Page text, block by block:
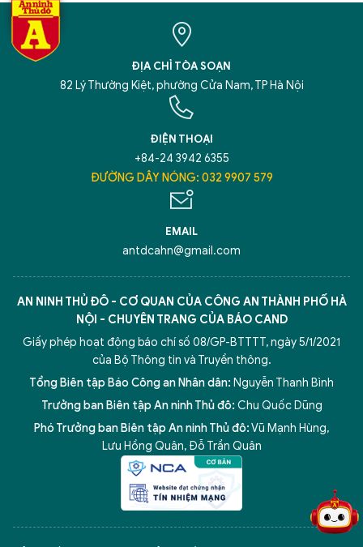
ĐỊA CHỈ TÒA SOẠN
82 Lý Thường Kiệt, phường Cửa Nam, TP Hà Nội
ĐIỆN THOẠI
+84-24 3942 6355
ĐƯỜNG DÂY NÓNG: 032 9907 579
EMAIL
antdcahn@gmail.com
AN NINH THỦ ĐÔ - CƠ QUAN CỦA CÔNG AN THÀNH PHỐ HÀ
NỘI - CHUYÊN TRANG CỦA BÁO CAND
Giấy phép hoạt động báo chí số 08/GP-BTTTT, ngày 5/1/2021
của Bộ Thông tin và Truyền thông.
Tổng Biên tập Báo Công an Nhân dân: Nguyễn Thanh Bình
Trưởng ban Biên tập An ninh Thủ đô: Chu Quốc Dũng
Phó Trưởng ban Biên tập An ninh Thủ đô:Vũ Mạnh Hùng,
Lưu Hồng Quân, Đỗ Trần Quân
5 điểm nghẽn của Hà Nội giải pháp xử lý điểm nghẽn của